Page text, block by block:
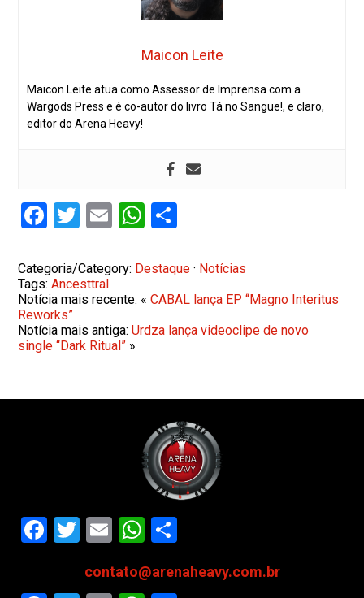
Maicon Leite
Maicon Leite atua como Assessor de Imprensa com a
Wargods Press e é co-autor do livro Tá no Sangue!, e claro,
editor do Arena Heavy!
Facebook
Twitter
EmailWhatsApp
Categoria/Category: Destaque · Notícias
Tags:Ancesttral
Notícia mais recente: «CABAL lança EP “Magno Interitus
Reworks”
Notícia mais antiga:Urdza lança videoclipe de novo
single “Dark Ritual” »
Facebook
Twitter
EmailWhatsApp
contato@arenaheavy.com.br